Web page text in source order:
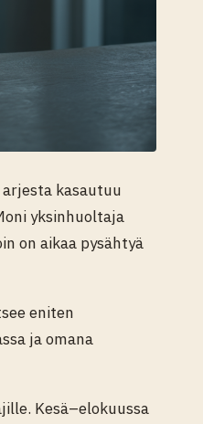
kasautuu
yksinhuoltaja
on aikaa pysähtyä
eniten
ja omana
Kesä–elokuussa